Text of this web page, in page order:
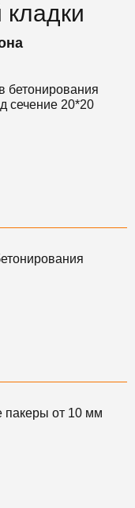
бетонирования
сечение 20*20
пакеры от 10 мм